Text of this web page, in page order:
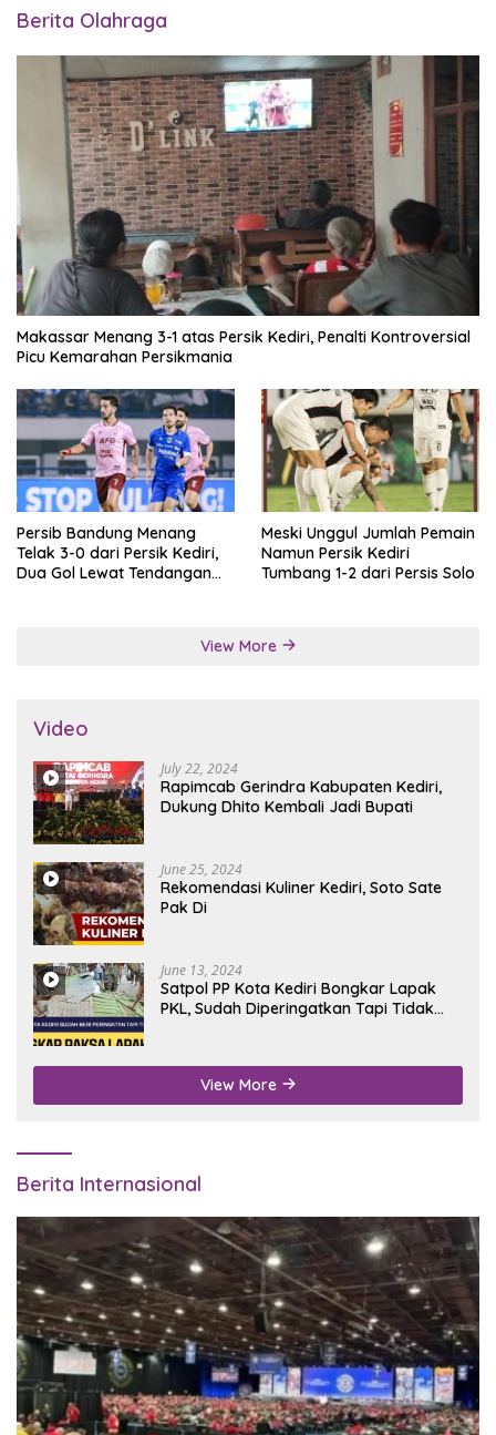
Berita Olahraga
Makassar Menang 3-1 atas Persik Kediri, Penalti Kontroversial
Picu Kemarahan Persikmania
Persib Bandung Menang
Telak 3-0 dari Persik Kediri,
Dua Gol Lewat Tendangan
Meski Unggul Jumlah Pemain
Namun Persik Kediri
Tumbang 1-2 dari Persis Solo
View More
Video
July 22, 2024
Rapimcab Gerindra Kabupaten Kediri,
Dukung Dhito Kembali Jadi Bupati
June 25, 2024
Rekomendasi Kuliner Kediri, Soto Sate
Pak Di
June 13, 2024
Satpol PP Kota Kediri Bongkar Lapak
PKL, Sudah Diperingatkan Tapi Tidak
View More
Berita Internasional